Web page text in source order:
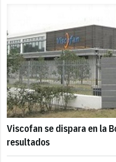
Viscofan se dispara en la
resultados